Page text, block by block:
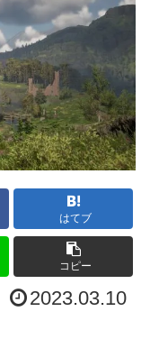
はてブ
コピー
2023.03.10